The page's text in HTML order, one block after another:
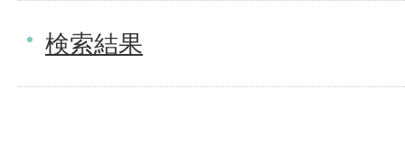
検索結果